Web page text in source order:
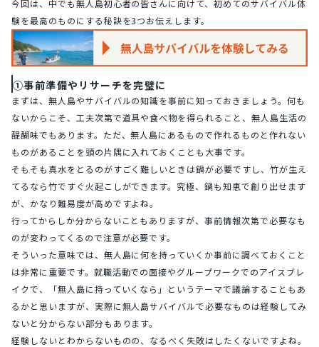
今回は、中でも無人島初心者の皆さんに向けて、初めてのサバイバル体
験を最高のものにする秘訣を3つお伝えします。
①事前準備やリサーチを完璧に
まずは、無人島やサバイバルの知識を事前に知っておきましょう。何も
ないからこそ、工夫次第で道具や食べ物を得られること、無人島生活の
醍醐味でもあります。ただ、無人島にあるもので作れるものと作れない
ものがあることを頭の片隅に入れておくことも大事です。
そもそも真水をとるのがすごく難しいときは鍋が必要ですし、竹が生え
てるなら竹ですぐ火起こしができます。究極、鍋も知恵で創り出せます
が、かなり難易度が高めですよね。
行ってからしか分からないこともありますが、事前情報次第で必要なも
のが変わってくるので注意が必要です。
そういった意味では、無人島に何を持っていくか事前に調べておくこと
は非常に重要です。就職活動での面接やグループワークでのアイスブレ
イクで、「無人島に持っていくなら」というテーマで議論することもあ
るかと思いますが、実際に無人島サバイバルで必要なものは経験してみ
ないと分からない部分もあります。
経験しないとわからないものの、なるべく失敗はしたくないですよね。